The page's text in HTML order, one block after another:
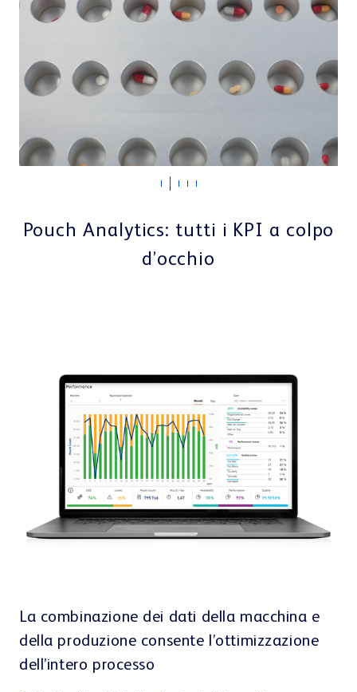
Pouch Analytics: tutti i KPI a colpo
d’occhio
La combinazione dei dati della macchina e
della produzione consente l’ottimizzazione
dell’intero processo